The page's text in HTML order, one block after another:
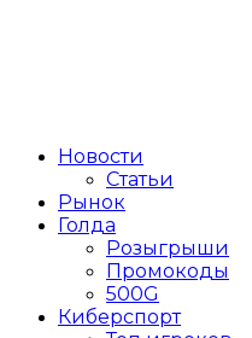
Новости
Статьи
Рынок
Голда
Розыгрыши
Промокоды
500G
Киберспорт